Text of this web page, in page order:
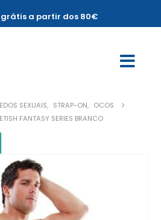
grátis a partir dos 80€
SEXUAIS, STRAP-ON, OCOS
FANTASY SERIES BRANCO